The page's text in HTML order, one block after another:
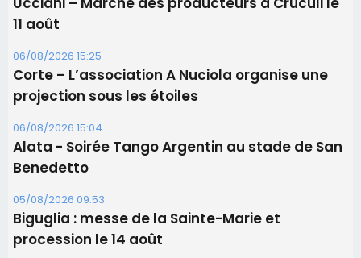
Les brèves
06/08/2026 15:57
Ucciani – Marché des producteurs à Cruculi le
11 août
06/08/2026 15:25
Corte – L’association A Nuciola organise une
projection sous les étoiles